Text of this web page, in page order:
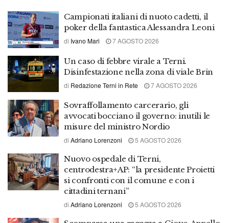
Campionati italiani di nuoto cadetti, il
poker della fantastica Alessandra Leoni
di Ivano Mari 7 AGOSTO 2026
Un caso di febbre virale a Terni.
Disinfestazione nella zona di viale Brin
di Redazione Terni in Rete 7 AGOSTO 2026
Sovraffollamento carcerario, gli
avvocati bocciano il governo: inutili le
misure del ministro Nordio
di Adriano Lorenzoni 5 AGOSTO 2026
Nuovo ospedale di Terni,
centrodestra+AP: “la presidente Proietti
si confronti con il comune e con i
cittadini ternani”
di Adriano Lorenzoni 5 AGOSTO 2026